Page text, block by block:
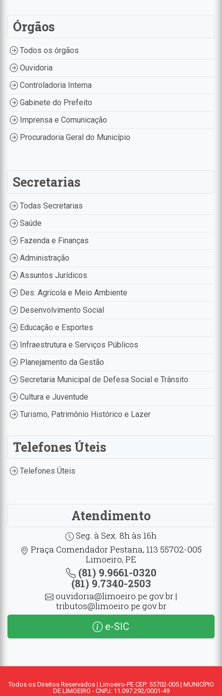
Órgãos
Todos os órgãos
Ouvidoria
Controladoria Interna
Gabinete do Prefeito
Imprensa e Comunicação
Procuradoria Geral do Município
Secretarias
Todas Secretarias
Saúde
Fazenda e Finanças
Administração
Assuntos Jurídicos
Des. Agrícola e Meio Ambiente
Desenvolvimento Social
Educação e Esportes
Infraestrutura e Serviços Públicos
Planejamento da Gestão
Secretaria Municipal de Defesa Social e Trânsito
Cultura e Juventude
Turismo, Patrimônio Histórico e Lazer
Telefones Úteis
Telefones Úteis
Atendimento
Seg. à Sex. 8h às 16h
Praça Comendador Pestana, 113 55702-005
Limoeiro, PE
(81) 9.9661-0320
(81) 9.7340-2503
ouvidoria@limoeiro.pe.gov.br |
tributos@limoeiro.pe.gov.br
e-SIC
Todos os Direitos Reservados | Limoeiro-PE CEP: 55702-005 | MUNICÍPIO
DE LIMOEIRO - CNPJ: 11.097.292/0001-49